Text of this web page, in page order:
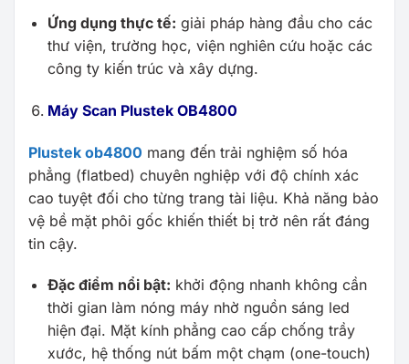
Ứng dụng thực tế: giải pháp hàng đầu cho các
thư viện, trường học, viện nghiên cứu hoặc các
công ty kiến trúc và xây dựng.
Máy Scan Plustek OB4800
Plustek ob4800 mang đến trải nghiệm số hóa
phẳng (flatbed) chuyên nghiệp với độ chính xác
cao tuyệt đối cho từng trang tài liệu. Khả năng bảo
vệ bề mặt phôi gốc khiến thiết bị trở nên rất đáng
tin cậy.
Đặc điểm nổi bật: khởi động nhanh không cần
thời gian làm nóng máy nhờ nguồn sáng led
hiện đại. Mặt kính phẳng cao cấp chống trầy
xước, hệ thống nút bấm một chạm (one-touch)